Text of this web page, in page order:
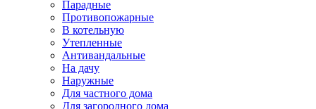
Парадные
Противопожарные
В котельную
Утепленные
Антивандальные
На дачу
Наружные
Для частного дома
Для загородного дома